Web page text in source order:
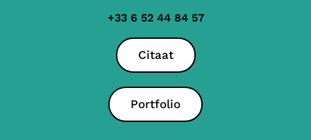
+33 6 52 44 84 57
Citaat
Portfolio